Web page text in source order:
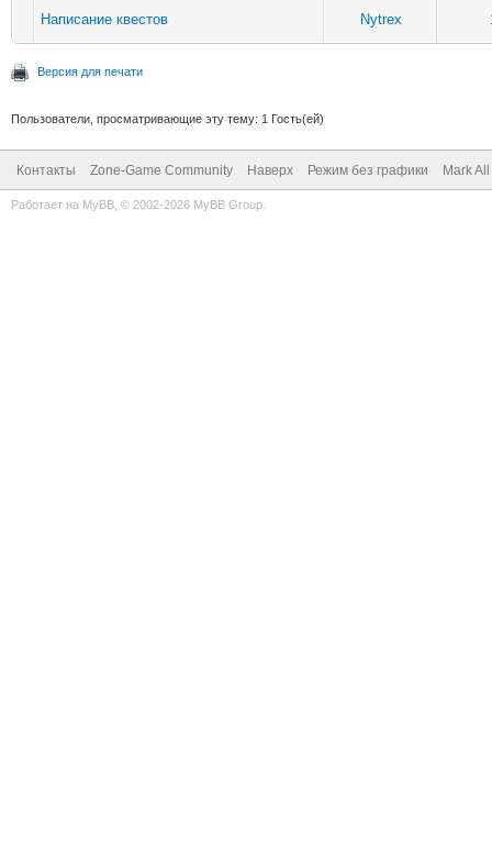
</list>
Написание квестов Nytrex
Версия для печати
Пользователи, просматривающие эту тему: 1 Гость(ей)
Контакты Zone-Game Community Наверх Режим без графики Mark
Работает на MyBB , © 2002-2026 MyBB Group